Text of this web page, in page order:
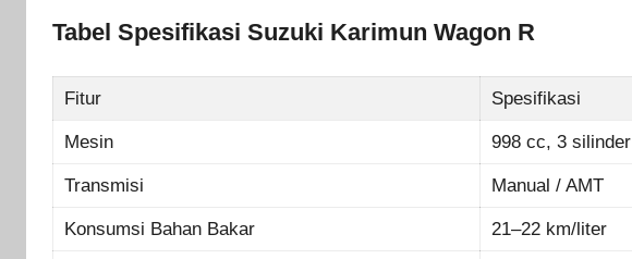
Tabel Spesifikasi Suzuki Karimun Wagon R
Fitur Spesifikasi
Mesin 998 cc, 3 silinder
Transmisi Manual / AMT
Konsumsi Bahan Bakar 21–22 km/liter